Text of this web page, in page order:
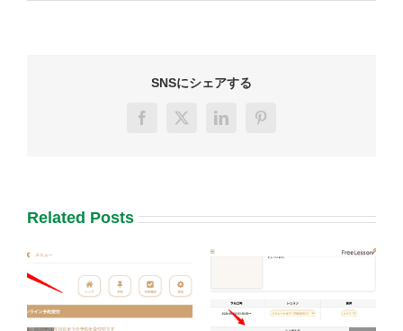
SNSにシェアする
Facebook
X LinkedInPinterest
Related Posts